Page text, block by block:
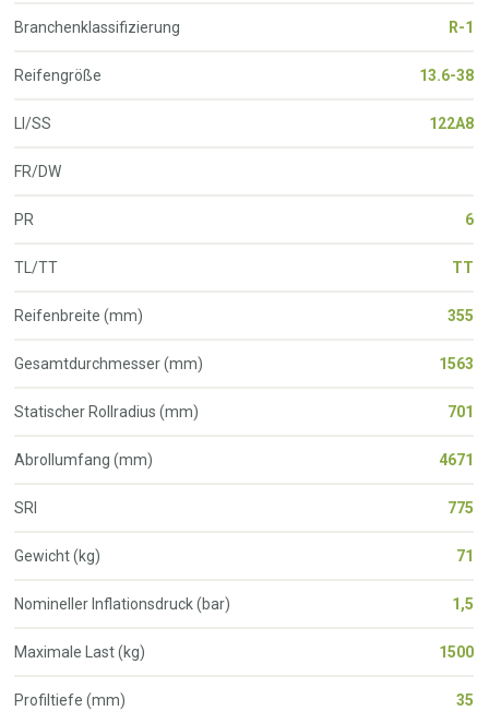
Branchenklassifizierung R-1
Reifengröße 13.6-38
LI/SS 122A8
FR/DW
PR 6
TL/TT TT
Reifenbreite (mm) 355
Gesamtdurchmesser (mm) 1563
Statischer Rollradius (mm) 701
Abrollumfang (mm) 4671
SRI 775
Gewicht (kg) 71
Nomineller Inflationsdruck (bar) 1,5
Maximale Last (kg) 1500
Profiltiefe (mm) 35